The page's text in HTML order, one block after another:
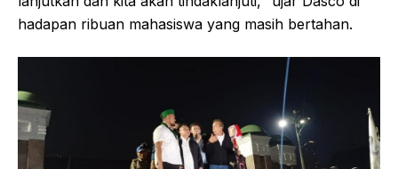
hadapan ribuan mahasiswa yang masih bertahan.